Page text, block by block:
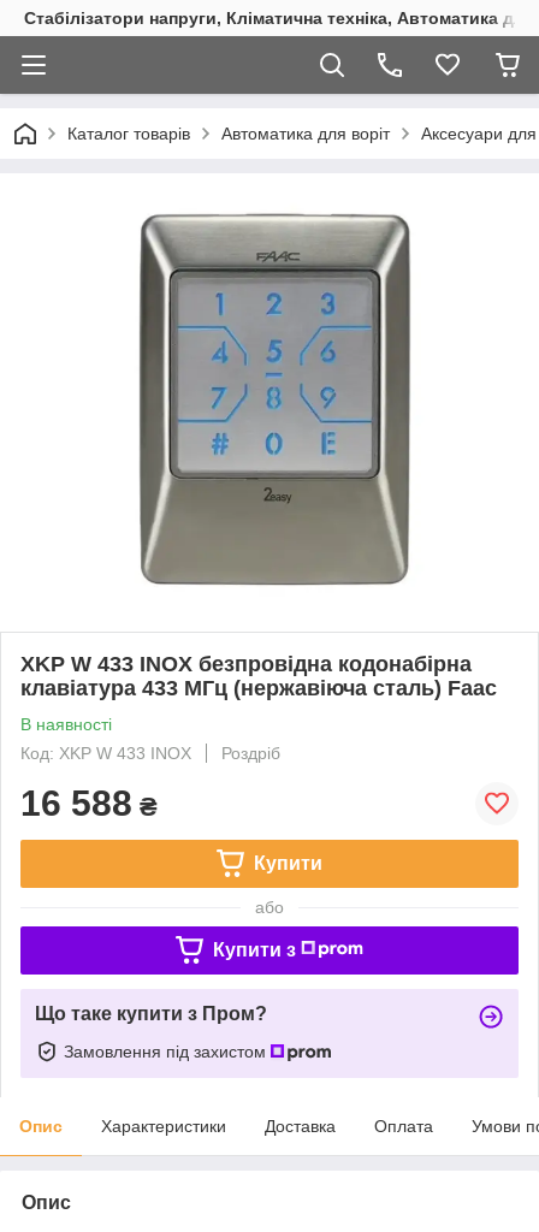
Стабілізатори напруги, Кліматична техніка, Автоматика
Каталог товарів Автоматика для воріт Аксесуари
XKP W 433 INOX безпровідна кодонабірна
клавіатура 433 МГц (нержавіюча сталь) Faac
В наявності
Код: XKP W 433 INOX
Роздріб
16 588 ₴
Купити
або
Купити з
Що таке купити з Пром?
Замовлення під захистом
Опис Характеристики Доставка Оплата Умови
Опис